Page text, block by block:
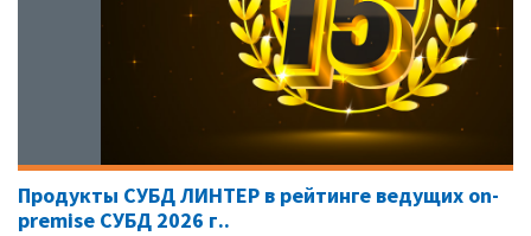
Продукты СУБД ЛИНТЕР в рейтинге ведущих on-
premise СУБД 2026 г..